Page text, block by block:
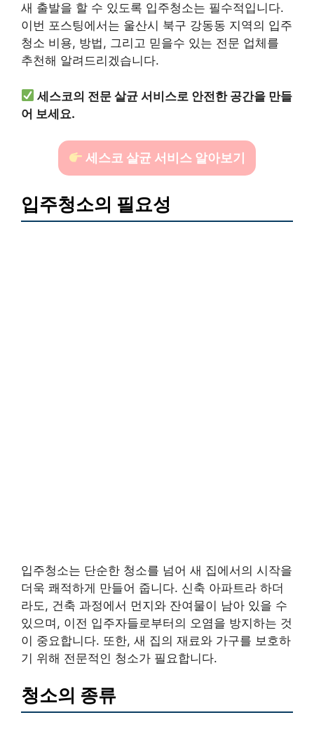
새 출발을 할 수 있도록 입주청소는 필수적입니다.
이번 포스팅에서는 울산시 북구 강동동 지역의 입주
청소 비용, 방법, 그리고 믿을수 있는 전문 업체를
추천해 알려드리겠습니다.
세스코의 전문 살균 서비스로 안전한 공간을 만들
어 보세요.
세스코 살균 서비스 알아보기
입주청소의 필요성
입주청소는 단순한 청소를 넘어 새 집에서의 시작을
더욱 쾌적하게 만들어 줍니다. 신축 아파트라 하더
라도, 건축 과정에서 먼지와 잔여물이 남아 있을 수
있으며, 이전 입주자들로부터의 오염을 방지하는 것
이 중요합니다. 또한, 새 집의 재료와 가구를 보호하
기 위해 전문적인 청소가 필요합니다.
청소의 종류